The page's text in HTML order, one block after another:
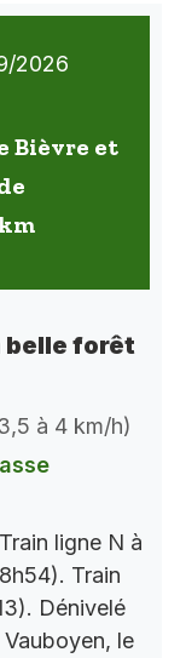
2026
Bièvre et
belle forêt
à 4 km/h)
ligne N à
Train
Dénivelé
le